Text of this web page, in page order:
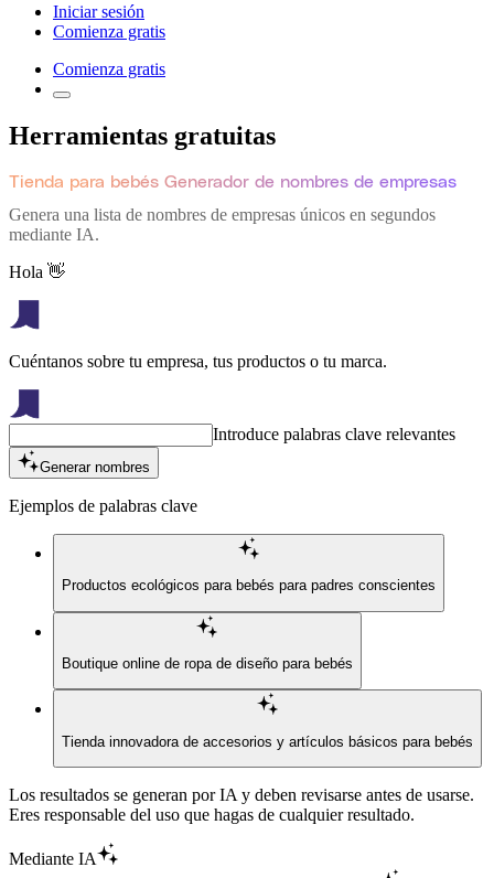
Iniciar sesión
Comienza gratis
Comienza gratis
Herramientas gratuitas
Tienda para bebés Generador de nombres de empresas
Genera una lista de nombres de empresas únicos en segundos
mediante IA.
Hola 👋
Cuéntanos sobre tu empresa, tus productos o tu marca.
Introduce palabras clave relevantes
Generar nombres
Ejemplos de palabras clave
Productos ecológicos para bebés para padres conscientes
Boutique online de ropa de diseño para bebés
Tienda innovadora de accesorios y artículos básicos para bebés
Los resultados se generan por IA y deben revisarse antes de usarse.
Eres responsable del uso que hagas de cualquier resultado.
Mediante IA